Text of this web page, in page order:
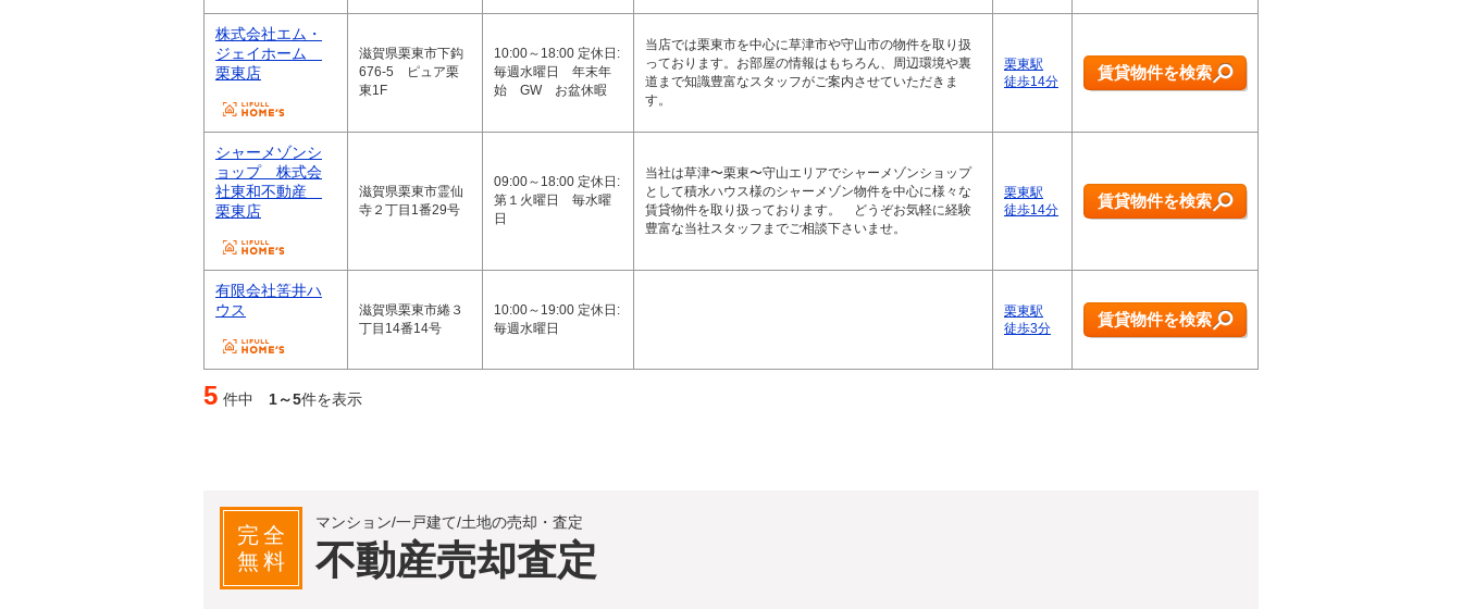
株式会社エム・
ジェイホーム
栗東店
滋賀県栗東市下鈎
676-5 ピュア栗
東1F
10:00～18:00 定休日:
毎週水曜日 年末年
始 GW お盆休暇
当店では栗東市を中心に草津市や守山市の物件を取り扱
っております。お部屋の情報はもちろん、周辺環境や裏
道まで知識豊富なスタッフがご案内させていただきま
す。
栗東駅
徒歩14分
賃貸物件を検索
シャーメゾンシ
ョップ 株式会
社東和不動産
栗東店
滋賀県栗東市霊仙
寺２丁目1番29号
09:00～18:00 定休日:
第１火曜日 毎水曜
日
当社は草津〜栗東〜守山エリアでシャーメゾンショップ
として積水ハウス様のシャーメゾン物件を中心に様々な
賃貸物件を取り扱っております。 どうぞお気軽に経験
豊富な当社スタッフまでご相談下さいませ。
栗東駅
徒歩14分
賃貸物件を検索
有限会社筈井ハ
ウス
滋賀県栗東市綣３
丁目14番14号
10:00～19:00 定休日:
毎週水曜日
栗東駅
徒歩3分
賃貸物件を検索
5 件中 1～5件を表示
完全
無料
マンション/一戸建て/土地の売却・査定
不動産売却査定